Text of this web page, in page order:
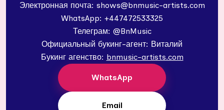
Электронная почта: shows@bnmusic-artists.com
WhatsApp: +447472533325
Телеграм: @BnMusic
Официальный букинг-агент: Виталий
Букинг агенство: bnmusic-artists.com
WhatsApp
Email